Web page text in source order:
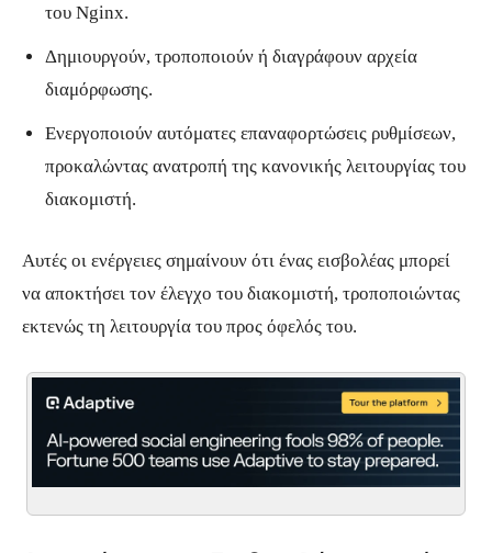
του Nginx.
Δημιουργούν, τροποποιούν ή διαγράφουν αρχεία
διαμόρφωσης.
Ενεργοποιούν αυτόματες επαναφορτώσεις ρυθμίσεων,
προκαλώντας ανατροπή της κανονικής λειτουργίας του
διακομιστή.
Αυτές οι ενέργειες σημαίνουν ότι ένας εισβολέας μπορεί
να αποκτήσει τον έλεγχο του διακομιστή, τροποποιώντας
εκτενώς τη λειτουργία του προς όφελός του.